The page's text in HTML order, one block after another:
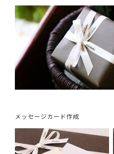
メッセージカード作成